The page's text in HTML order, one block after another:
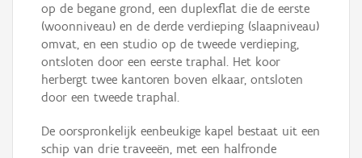
op de begane grond, een duplexflat die de eerste
(woonniveau) en de derde verdieping (slaapniveau)
omvat, en een studio op de tweede verdieping,
ontsloten door een eerste traphal. Het koor
herbergt twee kantoren boven elkaar, ontsloten
door een tweede traphal.
De oorspronkelijk eenbeukige kapel bestaat uit een
schip van drie traveeën, met een halfronde